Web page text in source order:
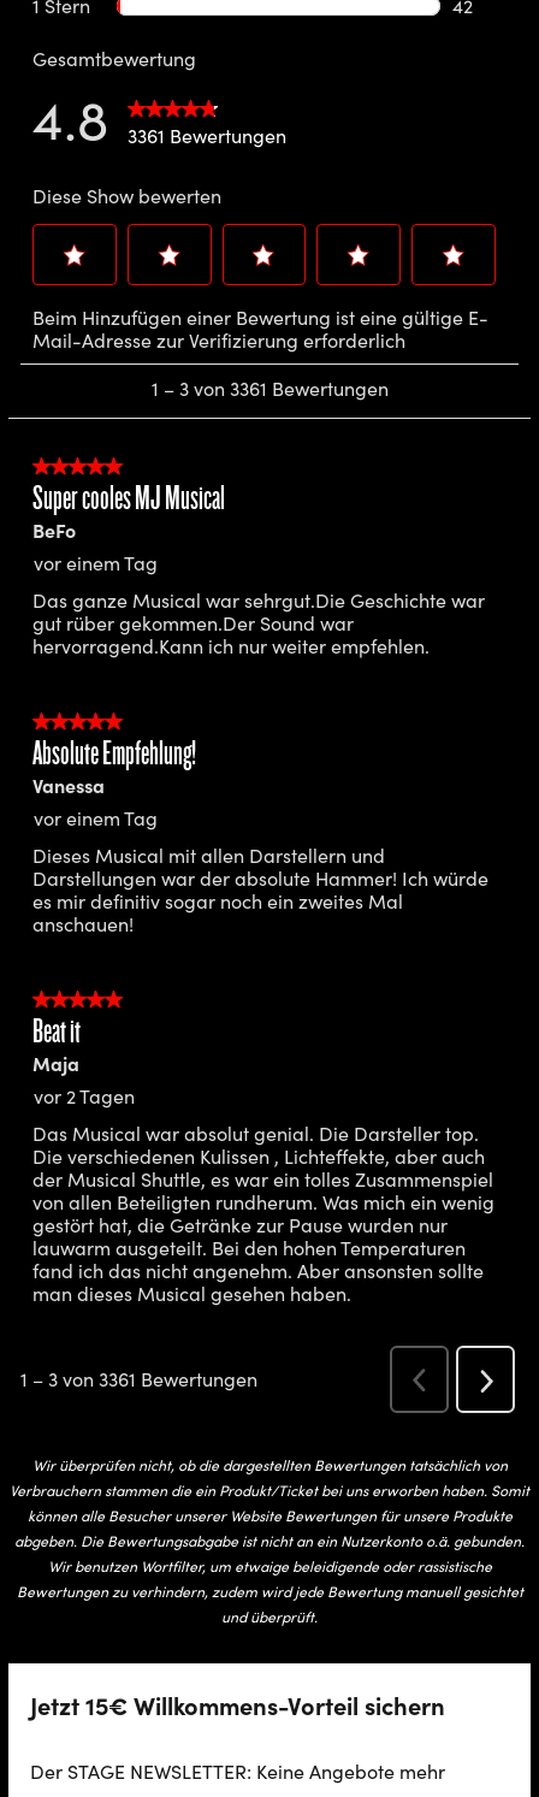
Wir überprüfen nicht, ob die dargestellten Bewertungen tatsächlich von
Verbrauchern stammen die ein Produkt/Ticket bei uns erworben haben. Somit
können alle Besucher unserer Website Bewertungen für unsere Produkte
abgeben. Die Bewertungsabgabe ist nicht an ein Nutzerkonto o.ä. gebunden.
Wir benutzen Wortfilter, um etwaige beleidigende oder rassistische
Bewertungen zu verhindern, zudem wird jede Bewertung manuell gesichtet
und überprüft.
Jetzt 15€ Willkommens-Vorteil sichern
Der STAGE NEWSLETTER: Keine Angebote mehr